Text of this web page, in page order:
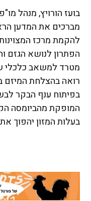
בועז הורויץ, מנהל
מברכים את המדען
להקמת מרכז
הפתרון לנושא הגזם
מטרד למשאב כלכלי
רואה בהצלחת המיזם
בפיתוח ענף הבקר
המופקת מהביומסה
בעלות המזון יהפוך